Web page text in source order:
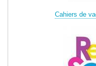
Cahiers de